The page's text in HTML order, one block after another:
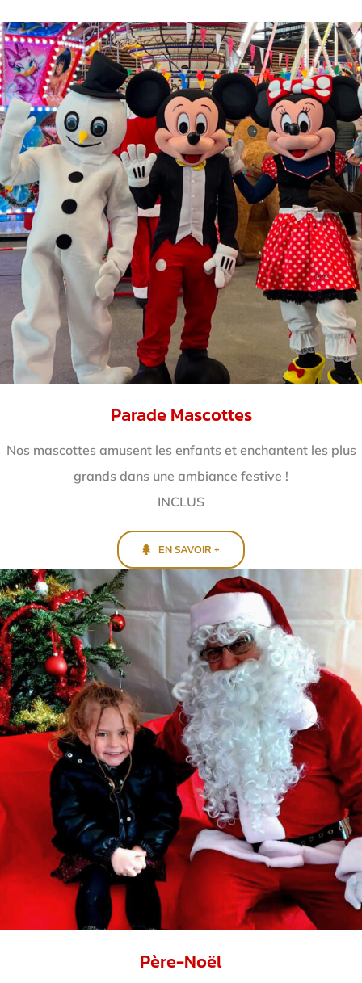
Parade Mascottes
Nos mascottes amusent les enfants et enchantent les plus
grands dans une ambiance festive !
INCLUS
EN SAVOIR +
Père-Noël